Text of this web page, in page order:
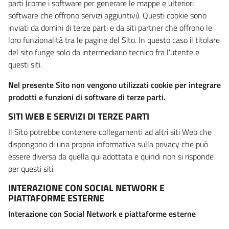
parti (come i software per generare le mappe e ulteriori
software che offrono servizi aggiuntivi). Questi cookie sono
inviati da domini di terze parti e da siti partner che offrono le
loro funzionalità tra le pagine del Sito. In questo caso il titolare
del sito funge solo da intermediario tecnico fra l'utente e
questi siti.
Nel presente Sito non vengono utilizzati cookie per integrare
prodotti e funzioni di software di terze parti.
SITI WEB E SERVIZI DI TERZE PARTI
Il Sito potrebbe contenere collegamenti ad altri siti Web che
dispongono di una propria informativa sulla privacy che può
essere diversa da quella qui adottata e quindi non si risponde
per questi siti.
INTERAZIONE CON SOCIAL NETWORK E
PIATTAFORME ESTERNE
Interazione con Social Network e piattaforme esterne